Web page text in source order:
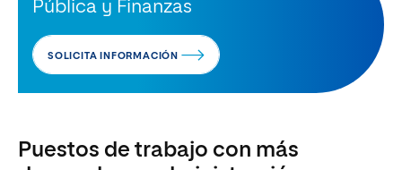
Pública y Finanzas
SOLICITA INFORMACIÓN
Puestos de trabajo con más